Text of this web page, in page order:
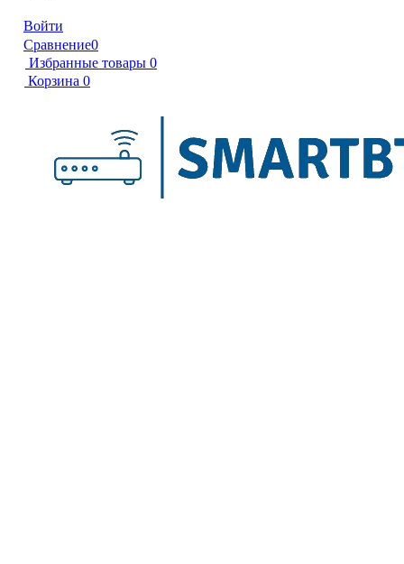
Войти
Сравнение0
Избранные товары 0
Корзина 0